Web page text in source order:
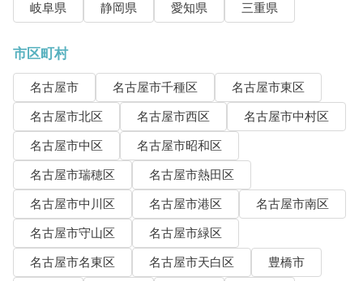
岐阜県 静岡県 愛知県 三重県
市区町村
名古屋市 名古屋市千種区
名古屋市東区
名古屋市北区
名古屋市西区
名古屋市中村区
名古屋市中区
名古屋市昭和区
名古屋市瑞穂区
名古屋市熱田区
名古屋市中川区
名古屋市港区
名古屋市南区
名古屋市守山区
名古屋市緑区
名古屋市名東区
名古屋市天白区
豊橋市